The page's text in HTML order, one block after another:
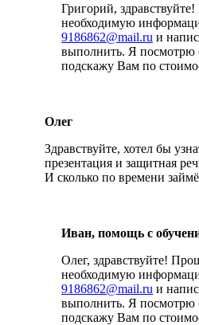
Григорий,
необходимую
9186862@mail.ru и
выполнить. Я посмотрю
подскажу Вам по
Олег
Здравствуйте, хотел бы
презентация и защитная
И сколько по времени
Иван, помощь с
Олег, здравствуйте!
необходимую
9186862@mail.ru и
выполнить. Я посмотрю
подскажу Вам по